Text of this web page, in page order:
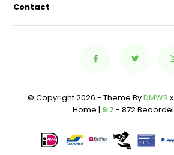
Contact
© Copyright 2026 - Theme ByDMWS x
Home | 9.7 - 872